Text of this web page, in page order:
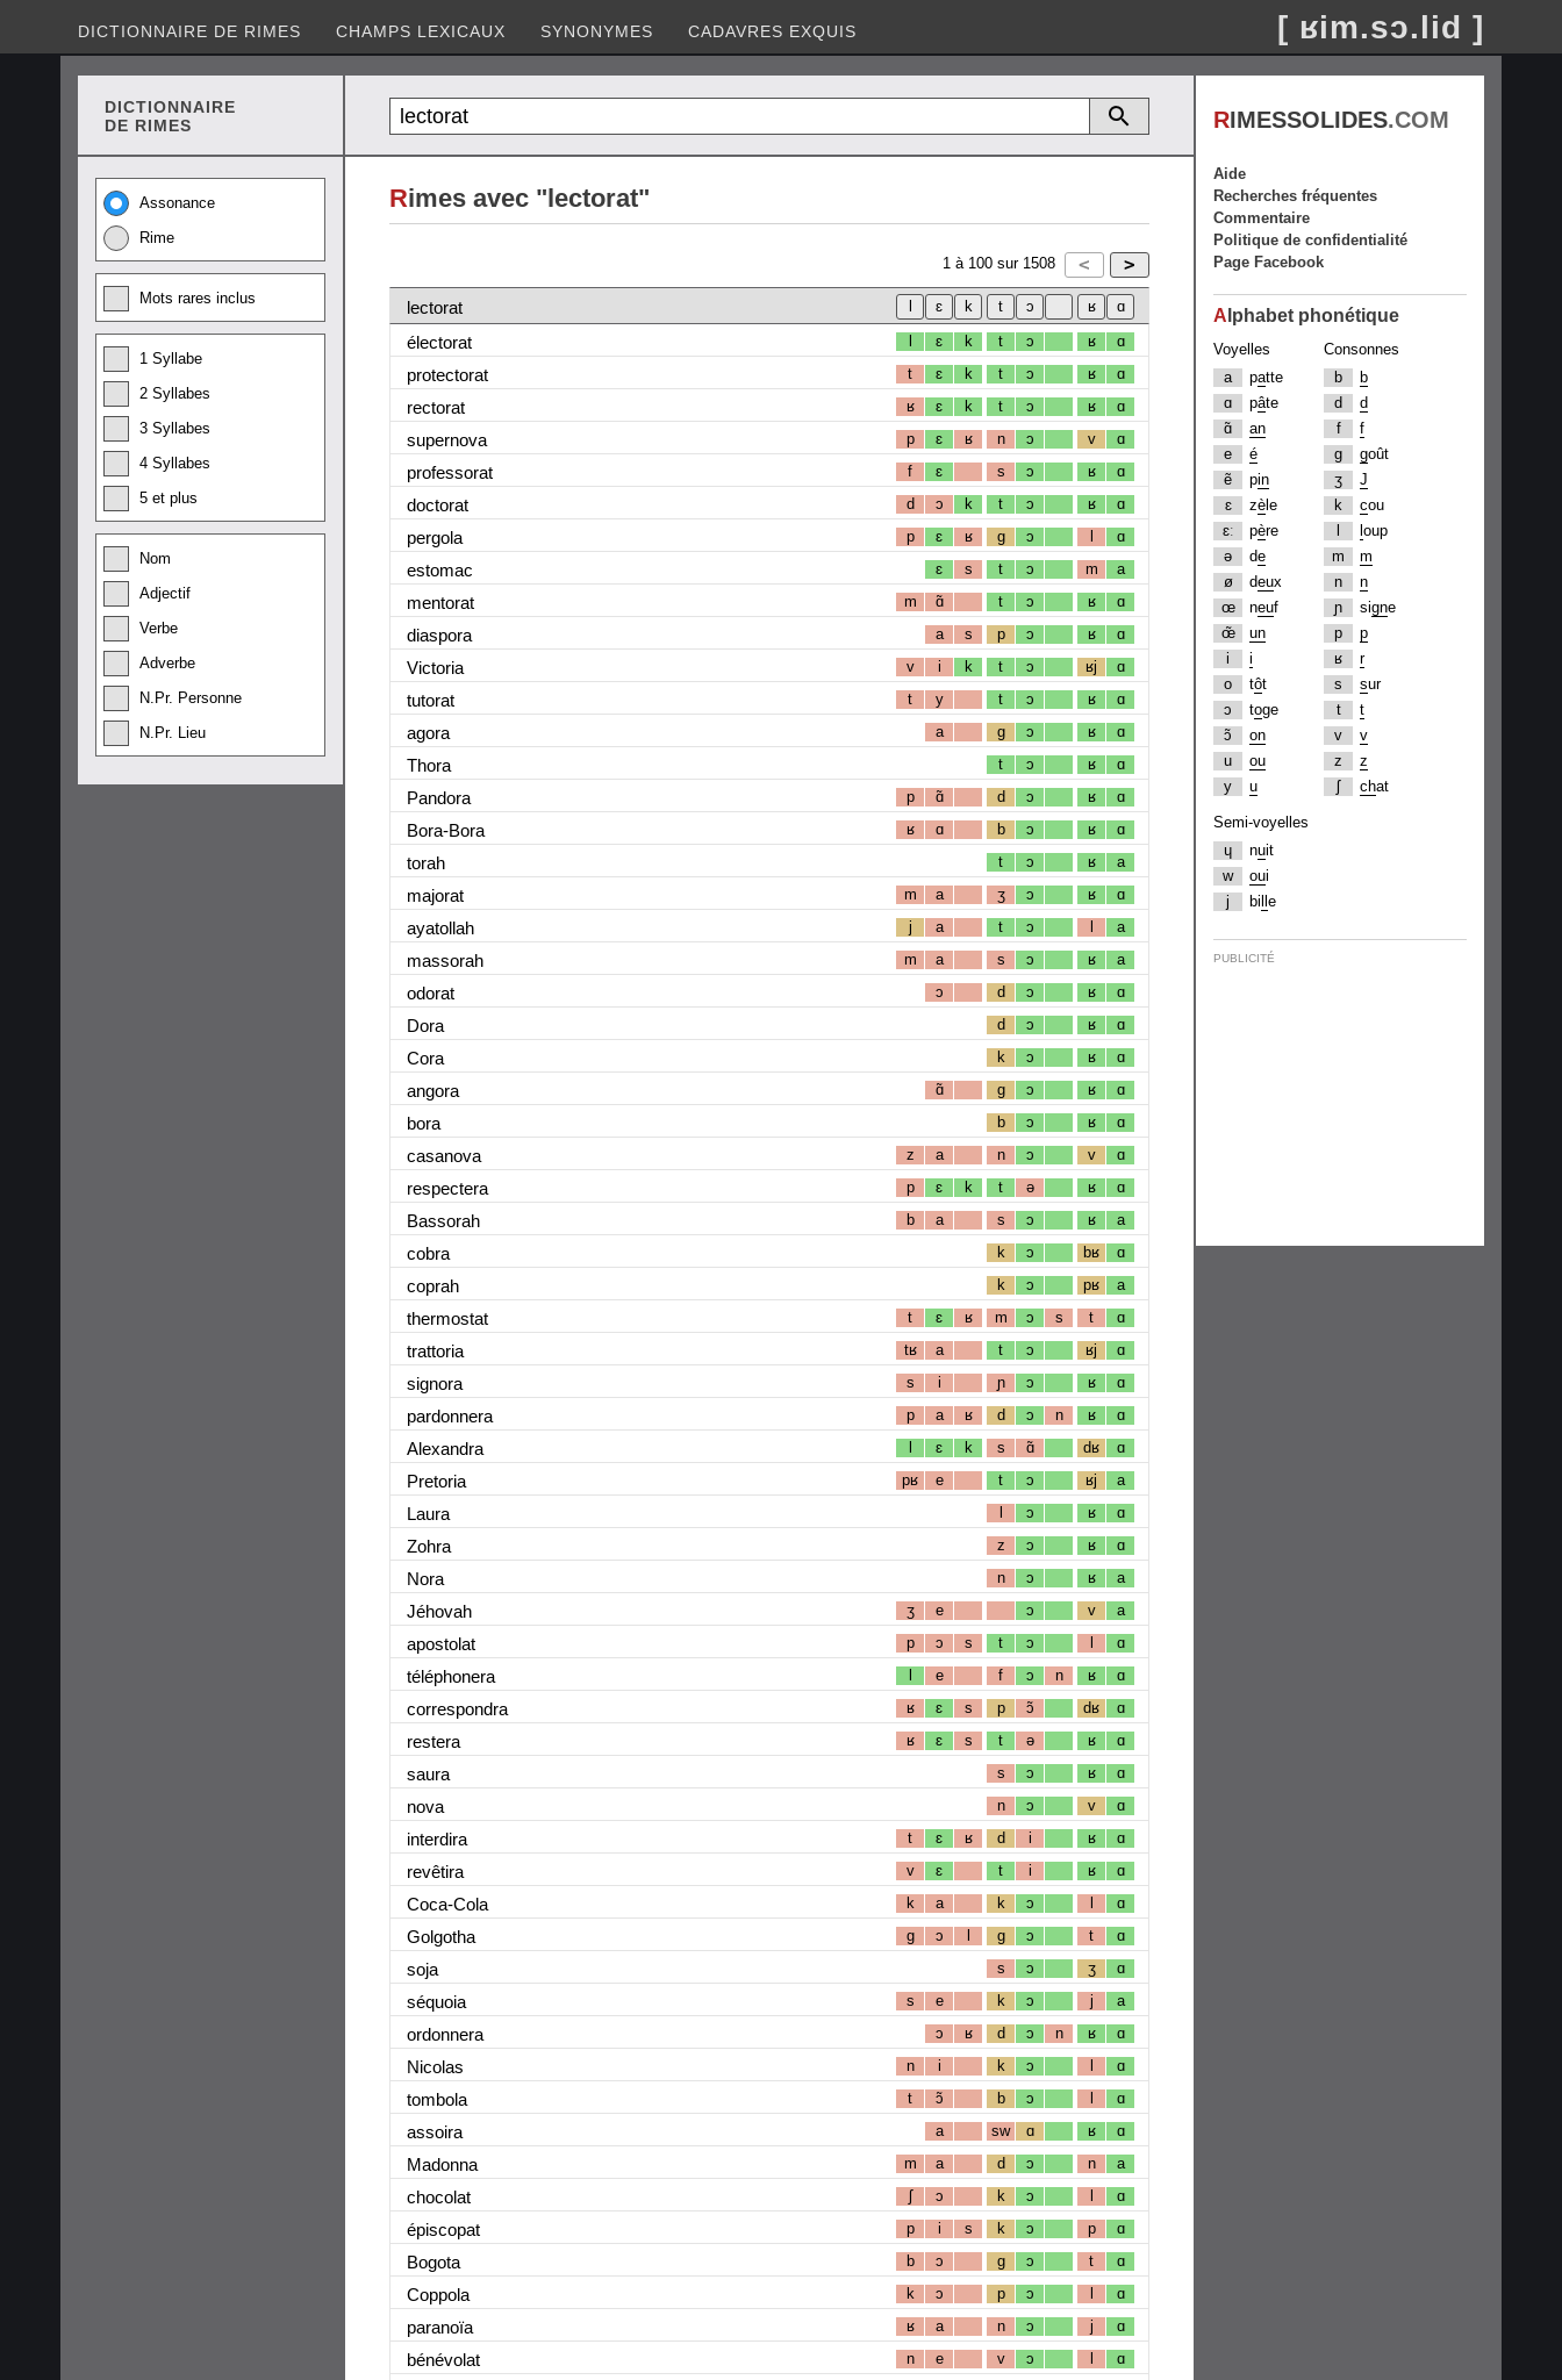
DICTIONNAIRE DE RIMES CHAMPS LEXICAUX SYNONYMES CADAVRES EXQUIS [ ʁim.sɔ.lid ]
DICTIONNAIRE
DE RIMES
Assonance
Rime
Mots rares inclus
1 Syllabe
2 Syllabes
3 Syllabes
4 Syllabes
5 et plus
Nom
Adjectif
Verbe
Adverbe
N.Pr. Personne
N.Pr. Lieu
Rimes avec "lectorat"
1 à 100 sur 1508
lectorat
électorat
l ɛ k t ɔ ʁ ɑ
protectorat t ɛ k t ɔ ʁ ɑ
rectorat ʁ ɛ k t ɔ ʁ ɑ
supernova p ɛ ʁ n ɔ v ɑ
professorat f ɛ s ɔ ʁ ɑ
doctorat d ɔ k t ɔ ʁ ɑ
pergola p ɛ ʁ g ɔ l ɑ
estomac ɛ s t ɔ m a
mentorat m ɑ̃ t ɔ ʁ ɑ
diaspora a s p ɔ ʁ ɑ
Victoria v i k t ɔ ʁj ɑ
tutorat t y t ɔ ʁ ɑ
agora a g ɔ ʁ ɑ
Thora t ɔ ʁ ɑ
Pandora p ɑ̃ d ɔ ʁ ɑ
Bora-Bora ʁ ɑ b ɔ ʁ ɑ
torah t ɔ ʁ a
majorat m a ʒ ɔ ʁ ɑ
ayatollah j a t ɔ l a
massorah m a s ɔ ʁ a
odorat ɔ d ɔ ʁ ɑ
Dora d ɔ ʁ ɑ
Cora k ɔ ʁ ɑ
angora ɑ̃ g ɔ ʁ ɑ
bora b ɔ ʁ ɑ
casanova z a n ɔ v ɑ
respectera p ɛ k t ə ʁ ɑ
Bassorah b a s ɔ ʁ a
cobra k ɔ bʁ ɑ
coprah k ɔ pʁ a
thermostat t ɛ ʁ m ɔ s t ɑ
trattoria tʁ a t ɔ ʁj ɑ
signora s i ɲ ɔ ʁ ɑ
pardonnera p a ʁ d ɔ n ʁ ɑ
Alexandra l ɛ k s ɑ̃ dʁ ɑ
Pretoria pʁ e t ɔ ʁj a
Laura l ɔ ʁ ɑ
Zohra z ɔ ʁ ɑ
Nora n ɔ ʁ a
Jéhovah ʒ e ɔ v a
apostolat p ɔ s t ɔ l ɑ
téléphonera l e f ɔ n ʁ ɑ
correspondra ʁ ɛ s p ɔ̃ dʁ ɑ
restera ʁ ɛ s t ə ʁ ɑ
saura s ɔ ʁ ɑ
nova n ɔ v ɑ
interdira t ɛ ʁ d i ʁ ɑ
revêtira v ɛ t i ʁ ɑ
Coca-Cola k a k ɔ l ɑ
Golgotha g ɔ l g ɔ t ɑ
soja s ɔ ʒ ɑ
séquoia s e k ɔ j a
ordonnera ɔ ʁ d ɔ n ʁ ɑ
Nicolas n i k ɔ l ɑ
tombola t ɔ̃ b ɔ l ɑ
assoira a sw ɑ ʁ ɑ
Madonna m a d ɔ n a
chocolat ʃ ɔ k ɔ l ɑ
épiscopat p i s k ɔ p ɑ
Bogota b ɔ g ɔ t ɑ
Coppola k ɔ p ɔ l ɑ
paranoïa ʁ a n ɔ j ɑ
bénévolat n e v ɔ l ɑ
RIMESSOLIDES.COM
Aide
Recherches fréquentes
Commentaire
Politique de confidentialité
Page Facebook
A lphabet phonétique
Voyelles
a
patte
ɑ
pâte
ɑ̃
an
e
é
ẽ
pin
ɛ
zè le
ɛː
père
ə
de
ø
deux
œ
neuf
œ̃
un
i
i
o
tôt
ɔ
toge
ɔ̃
on
u
ou
y
u
Consonnes
b
b
d
d
f
f
g
goût
ʒ
J
k
cou
oup
m
m
n
n
ɲ
signe
p
p
ʁ
r
s
sur
t
t
v
v
z
z
ʃ
chat
Semi-voyelles
ɥ
nuit
w
oui
j
bi e
PUBLICITÉ